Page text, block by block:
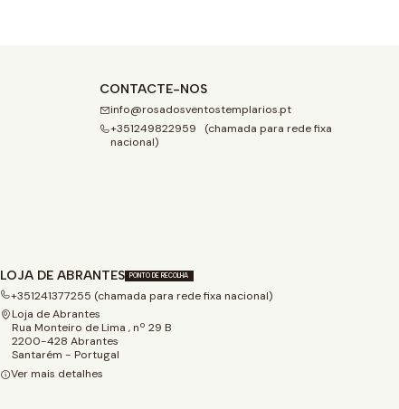
CONTACTE-NOS
info@rosadosventostemplarios.pt
+351249822959 (chamada para rede fixa
nacional)
LOJA DE ABRANTES PONTO DE RECOLHA
+351241377255 (chamada para rede fixa nacional)
Loja de Abrantes
Rua Monteiro de Lima , nº 29 B
2200-428 Abrantes
Santarém - Portugal
Ver mais detalhes